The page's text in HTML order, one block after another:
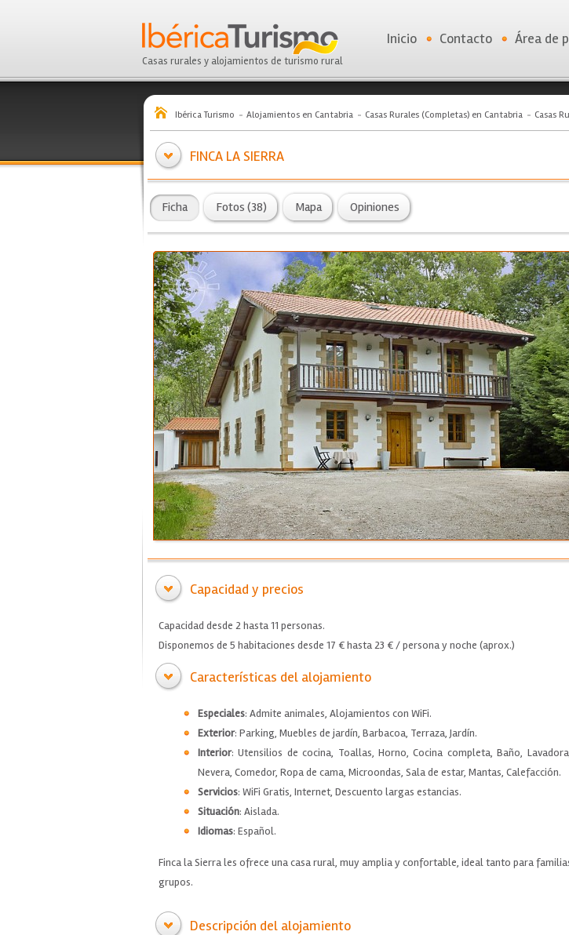
Casas rurales y alojamientos de turismo rural
Inicio Contacto Área de
Ibérica Turismo Alojamientos en Cantabria Casas Rurales (Completas) en Cantabria Casas
FINCA LA SIERRA
Ficha Fotos (38) Mapa Opiniones
Capacidad y precios
Capacidad desde 2 hasta 11 personas.
Disponemos de 5 habitaciones desde 17 € hasta 23 € / persona y noche (aprox.)
Características del alojamiento
Especiales: Admite animales, Alojamientos con WiFi.
Exterior: Parking, Muebles de jardín, Barbacoa, Terraza, Jardín.
Interior: Utensilios de cocina, Toallas, Horno, Cocina completa, Baño,
Nevera, Comedor, Ropa de cama, Microondas, Sala de estar, Mantas, Calefacción.
Servicios: WiFi Gratis, Internet, Descuento largas estancias.
Situación: Aislada.
Idiomas: Español.
Finca la Sierra les ofrece una casa rural, muy amplia y confortable, ideal tanto para
grupos.
Descripción del alojamiento